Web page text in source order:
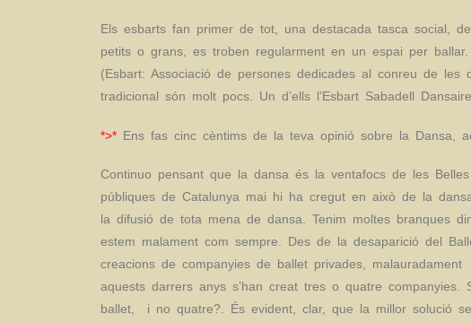
Els esbarts fan primer de tot, una destacada tasca social,
petits o grans, es troben regularment en un espai per
(Esbart: Associació de persones dedicades al conreu de
tradicional són molt pocs. Un d’ells l’Esbart Sabadell
*>* Ens fas cinc cèntims de la teva opinió sobre la Dansa,
Continuo pensant que la dansa és la ventafocs de les
públiques de Catalunya mai hi ha cregut en això de la
la difusió de tota mena de dansa. Tenim moltes branques
estem malament com sempre. Des de la desaparició del
creacions de companyies de ballet privades,
aquests darrers anys s’han creat tres o quatre
ballet, i no quatre?. És evident, clar, que la millor solució